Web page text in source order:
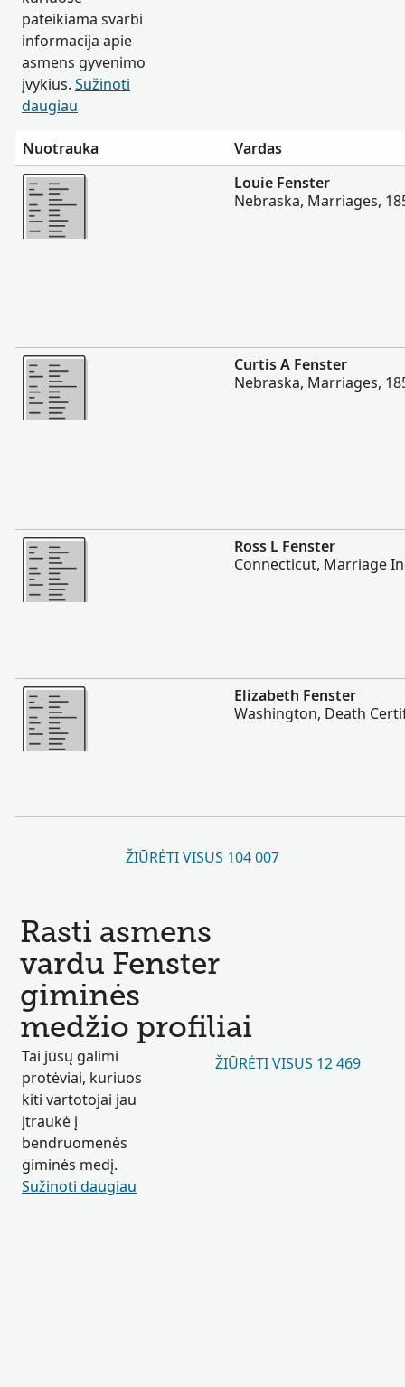
pateikiama svarbi
informacija apie
asmens gyvenimo
įvykius. Sužinoti
daugiau
Nuotrauka
Vardas
Daugiau
Louie Fenster
Nebraska, Marriages,
Daugiau
Curtis A Fenster
Nebraska, Marriages,
Daugiau
Ross L Fenster
Connecticut, Marriage
Daugiau
Elizabeth Fenster
Washington, Death
ŽIŪRĖTI VISUS 104 007
Rasti asmens
vardu Fenster
giminės
medžio profiliai
Tai jūsų galimi
protėviai, kuriuos
kiti vartotojai jau
įtraukė į
bendruomenės
giminės medį.
Sužinoti daugiau
ŽIŪRĖTI VISUS 12 469